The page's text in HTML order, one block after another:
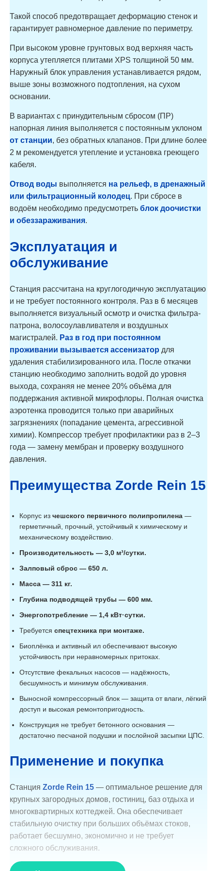
Такой способ предотвращает деформацию стенок и
гарантирует равномерное давление по периметру.
При высоком уровне грунтовых вод верхняя часть
корпуса утепляется плитами XPS толщиной 50 мм.
Наружный блок управления устанавливается рядом,
выше зоны возможного подтопления, на сухом
основании.
В вариантах с принудительным сбросом (ПР)
напорная линия выполняется с постоянным уклоном
от станции, без обратных клапанов. При длине более
2 м рекомендуется утепление и установка греющего
кабеля.
Отвод воды выполняется на рельеф, в дренажный
или фильтрационный колодец. При сбросе в
водоём необходимо предусмотреть блок доочистки
и обеззараживания.
Эксплуатация и
обслуживание
Станция рассчитана на круглогодичную эксплуатацию
и не требует постоянного контроля. Раз в 6 месяцев
выполняется визуальный осмотр и очистка фильтра-
патрона, волосоулавливателя и воздушных
магистралей. Раз в год при постоянном
проживании вызывается ассенизатор для
удаления стабилизированного ила. После откачки
станцию необходимо заполнить водой до уровня
выхода, сохраняя не менее 20% объёма для
поддержания активной микрофлоры. Полная очистка
аэротенка проводится только при аварийных
загрязнениях (попадание цемента, агрессивной
химии). Компрессор требует профилактики раз в 2–3
года — замену мембран и проверку воздушного
давления.
Преимущества Zorde Rein 15
Корпус из чешского первичного полипропилена —
герметичный, прочный, устойчивый к химическому и
механическому воздействию.
Производительность — 3,0 м³/сутки.
Залповый сброс — 650 л.
Масса — 311 кг.
Глубина подводящей трубы — 600 мм.
Энергопотребление — 1,4 кВт·сутки.
Требуется спецтехника при монтаже.
Биоплёнка и активный ил обеспечивают высокую
устойчивость при неравномерных притоках.
Отсутствие фекальных насосов — надёжность,
бесшумность и минимум обслуживания.
Выносной компрессорный блок — защита от влаги, лёгкий
доступ и высокая ремонтопригодность.
Конструкция не требует бетонного основания —
достаточно песчаной подушки и послойной засыпки ЦПС.
Применение и покупка
Станция Zorde Rein 15 — оптимальное решение для
крупных загородных домов, гостиниц, баз отдыха и
многоквартирных коттеджей. Она обеспечивает
стабильную очистку при больших объёмах стоков,
работает бесшумно, экономично и не требует
сложного обслуживания.